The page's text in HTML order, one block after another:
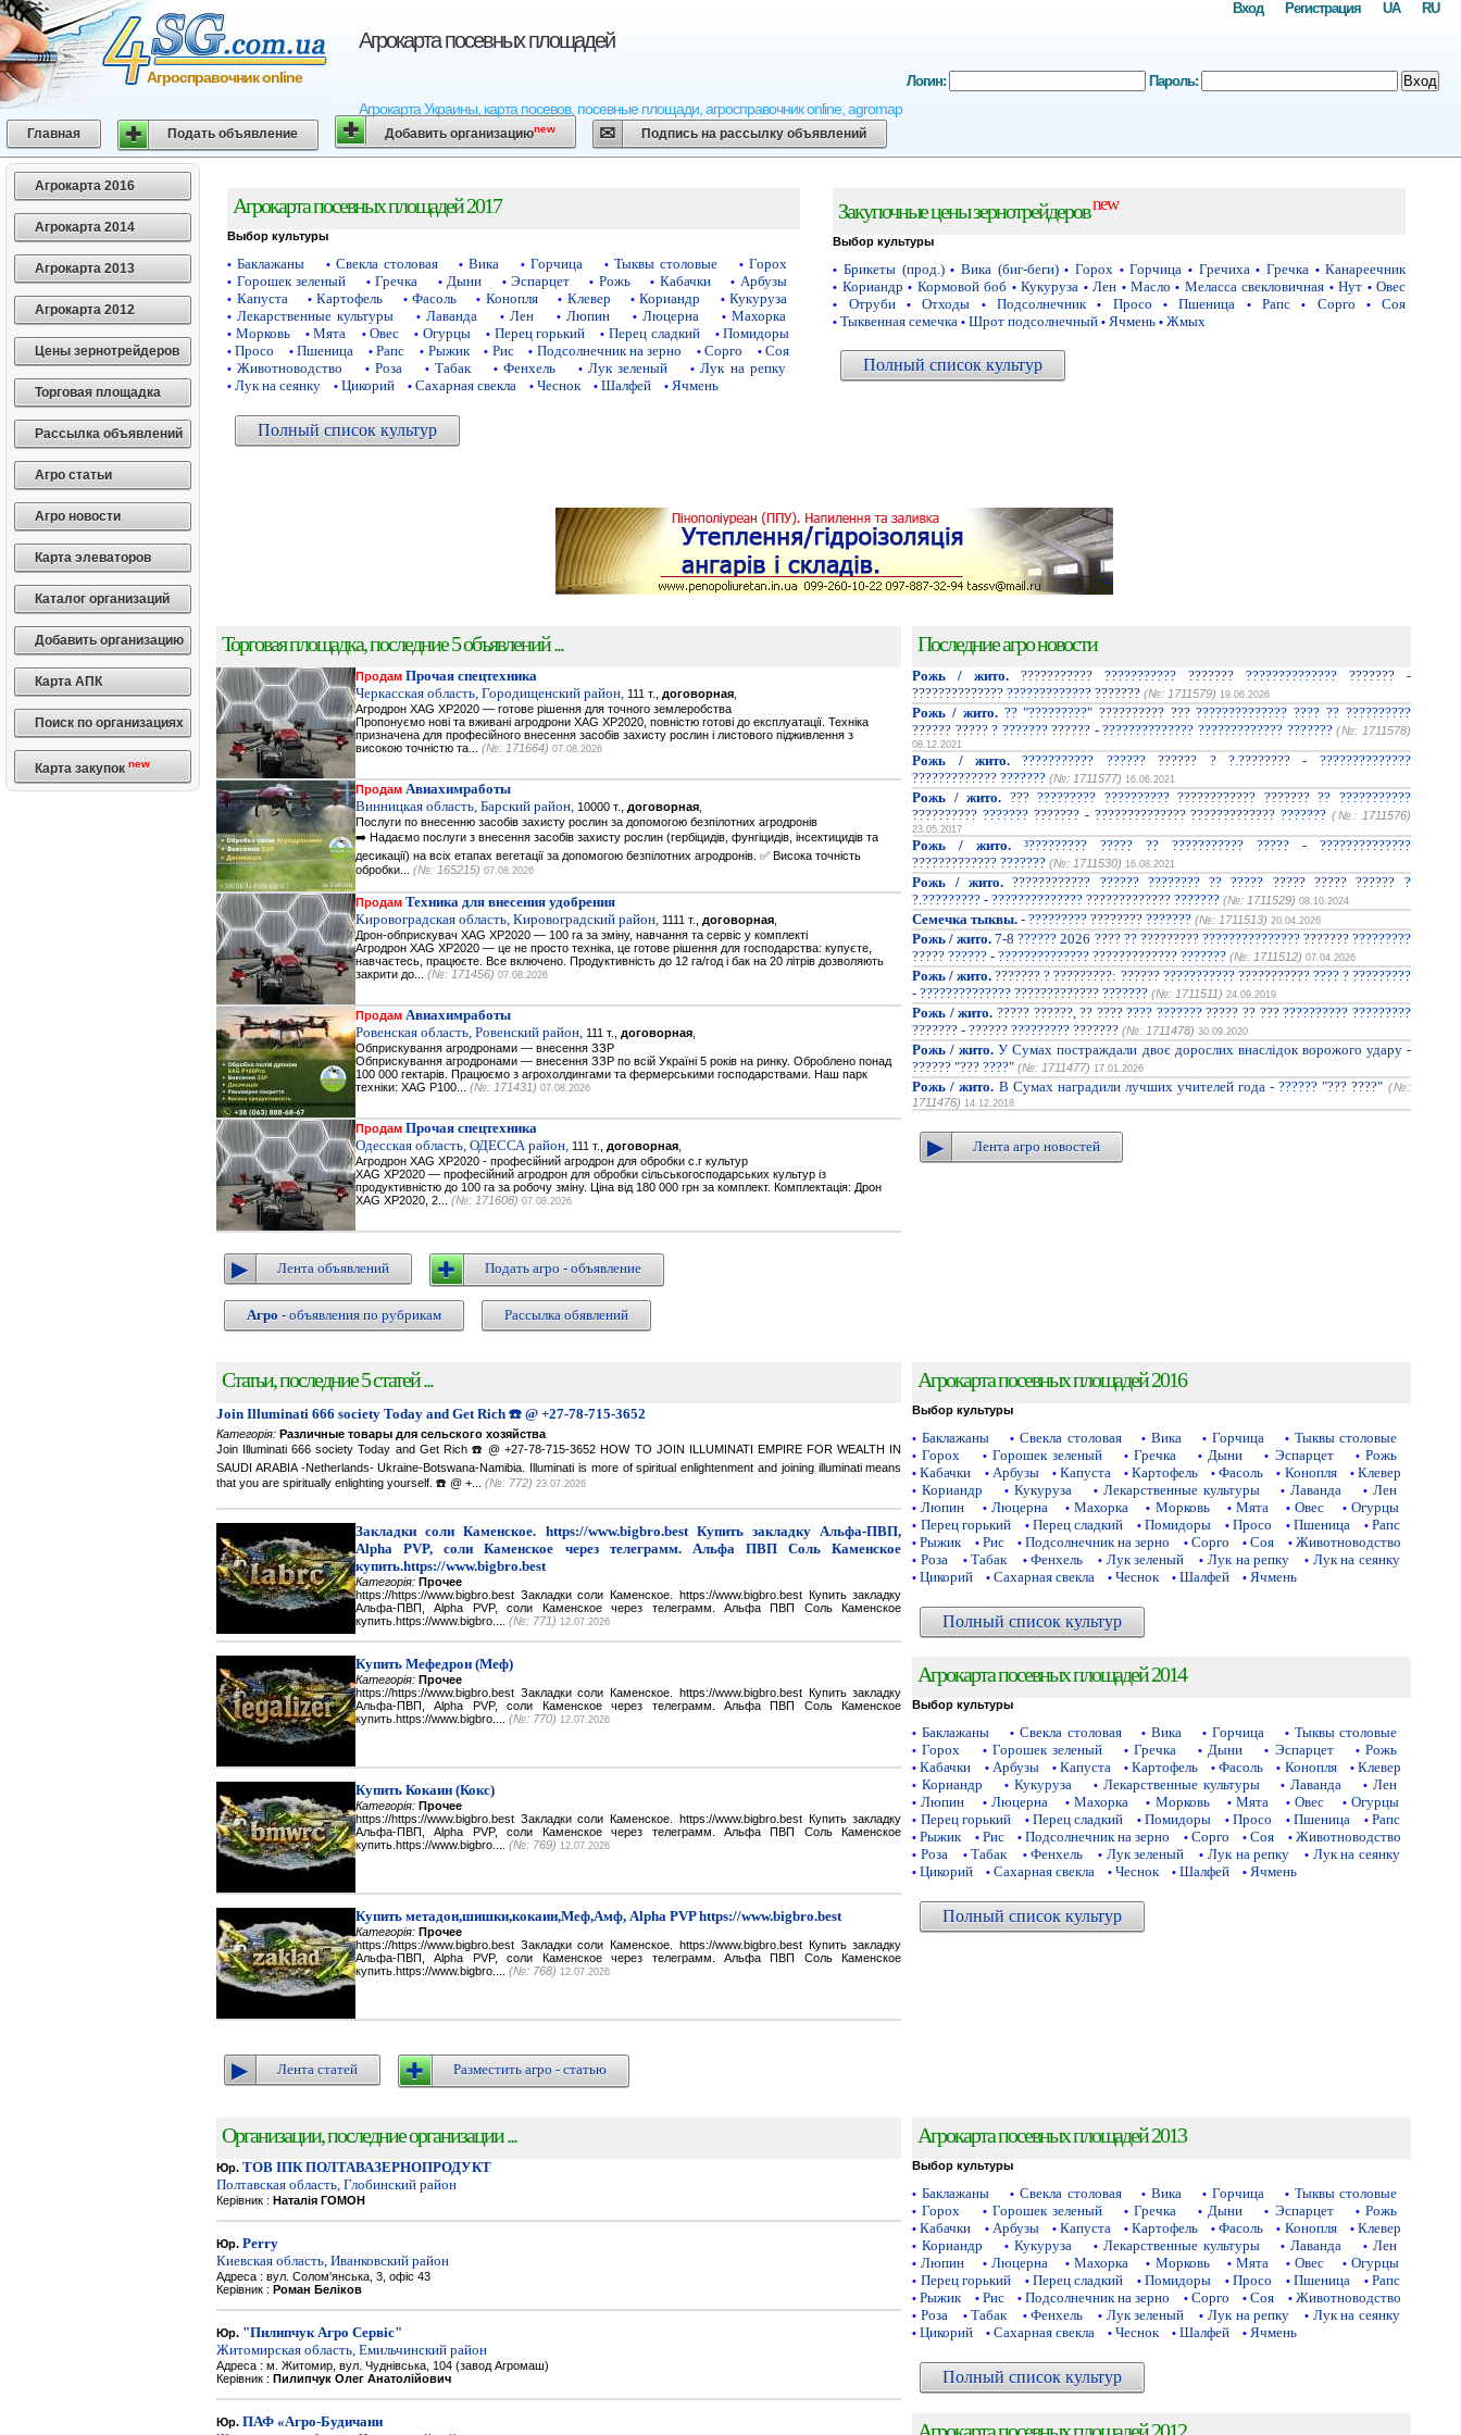
Агрокарта посевных площадей
Агрокарта Украины, карта посевов, посевные площади, агросправочник online, agromap
Агросправочник online
RU
UA
Регистрация
Вход
Логин: Пароль: Вход
Главная Подать объявление Добавить организациюnew Подпись на рассылку объявлений
Агрокарта 2016
Агрокарта 2014
Агрокарта 2013
Агрокарта 2012
Цены зернотрейдеров
Торговая площадка
Рассылка объявлений
Агро статьи
Агро новости
Карта элеваторов
Каталог организаций
Добавить организацию
Карта АПК
Поиск по организациях
Карта закупок new
Агрокарта посевных площадей 2017
Выбор культуры
• Баклажаны • Свекла столовая • Вика • Горчица • Тыквы столовые • Горох
• Горошек зеленый • Гречка • Дыни • Эспарцет • Рожь • Кабачки • Арбузы
• Капуста • Картофель • Фасоль • Конопля • Клевер • Кориандр • Кукуруза
• Лекарственные культуры • Лаванда • Лен • Люпин • Люцерна • Махорка
• Морковь • Мята • Овес • Огурцы • Перец горький • Перец сладкий • Помидоры
• Просо • Пшеница • Рапс • Рыжик • Рис • Подсолнечник на зерно • Сорго • Соя
• Животноводство • Роза • Табак • Фенхель • Лук зеленый • Лук на репку
• Лук на сеянку • Цикорий • Сахарная свекла • Чеснок • Шалфей • Ячмень
Полный список культур
Закупочные цены зернотрейдеровnew
Выбор культуры
• Брикеты (прод.) • Вика (биг-беги) • Горох • Горчица • Гречиха • Гречка • Канареечник
• Кориандр • Кормовой боб • Кукуруза • Лен • Масло • Меласса свекловичная • Нут • Овес
• Отруби • Отходы • Подсолнечник • Просо • Пшеница • Рапс • Сорго • Соя
• Тыквенная семечка • Шрот подсолнечный • Ячмень • Жмых
Полный список культур
Торговая площадка, последние 5 объявлений ...
Продам Прочая спецтехника
Черкасская область, Городищенский район, 111 т., договорная
Агродрон XAG XP2020 — готове рішення для точного землеробства
Пропонуємо нові та вживані агродрони XAG XP2020, повністю готові до експлуатації. Техніка
призначена для професійного внесення засобів захисту рослин і листового підживлення з
високою точністю та... (№: 171664) 07.08.2026
Продам Авиахимработы
Винницкая область, Барский район, 10000 т., договорная
Послуги по внесенню засобів захисту рослин за допомогою безпілотних агродронів
➡️ Надаємо послуги з внесення засобів захисту рослин (гербіцидів, фунгіцидів, інсектицидів та
десикації) на всіх етапах вегетації за допомогою безпілотних агродронів. ✅ Висока точність
обробки... (№: 165215) 07.08.2026
Продам Техника для внесения удобрения
Кировоградская область, Кировоградский район, 1111 т., договорная
Дрон-обприскувач XAG XP2020 — 100 га за зміну, навчання та сервіс у комплекті
Агродрон XAG XP2020 — це не просто техніка, це готове рішення для господарства: купуєте,
навчаєтесь, працюєте. Все включено. Продуктивність до 12 га/год і бак на 20 літрів дозволяють
закрити до... (№: 171456) 07.08.2026
Продам Авиахимработы
Ровенская область, Ровенский район, 111 т., договорная
Обприскування агродронами — внесення ЗЗР
Обприскування агродронами — внесення ЗЗР по всій Україні 5 років на ринку. Оброблено понад
100 000 гектарів. Працюємо з агрохолдингами та фермерськими господарствами. Наш парк
техніки: XAG P100... (№: 171431) 07.08.2026
Продам Прочая спецтехника
Одесская область, ОДЕССА район, 111 т., договорная
Агродрон XAG XP2020 - професійний агродрон для обробки с.г культур
XAG XP2020 — професійний агродрон для обробки сільськогосподарських культур із
продуктивністю до 100 га за робочу зміну. Ціна від 180 000 грн за комплект. Комплектація: Дрон
XAG XP2020, 2... (№: 171608) 07.08.2026
Лента объявлений Подать агро - объявление
Агро - объявления по рубрикам Рассылка обявлений
Последние агро новости
Рожь / жито. ??????????? ??????????? ??????? ?????????????? ??????? -
?????????????? ????????????? ??????? (№: 1711579) 19.06.2026
Рожь / жито.?? "?????????" ?????????? ??? ?????????????? ???? ?? ??????????
?????? ????? ? ??????? ?????? - ?????????????? ????????????? ??????? (№: 1711578)
08.12.2021
Рожь / жито. ??????????? ?????? ?????? ? ?.???????? - ??????????????
????????????? ??????? (№: 1711577) 16.06.2021
Рожь / жито. ??? ????????? ?????????? ???????????? ??????? ?? ???????????
?????????? ??????? ??????? - ?????????????? ????????????? ??????? (№: 1711576)
23.05.2017
Рожь / жито. ³????????? ????? ?? ??????????? ????? - ??????????????
????????????? ??????? (№: 1711530) 16.08.2021
Рожь / жито.???????????? ?????? ???????? ?? ????? ????? ????? ?????? ?
?.????????? - ?????????????? ????????????? ??????? (№: 1711529) 08.10.2024
Семечка тыквы. - ????????? ???????? ??????? (№: 1711513) 20.04.2026
Рожь / жито. 7-8 ?????? 2026 ???? ?? ????????? ??????????????? ??????? ?????????
????? ?????? - ?????????????? ????????????? ??????? (№: 1711512) 07.04.2026
Рожь / жито. ??????? ? ?????????: ?????? ??????????? ??????????? ???? ? ?????????
- ?????????????? ????????????? ??????? (№: 1711511) 24.09.2019
Рожь / жито. ????? ??????, ?? ???? ???? ??????? ????? ?? ??? ?????????? ?????????
??????? - ?????? ????????? ??????? (№: 1711478) 30.09.2020
Рожь / жито. У Сумах постраждали двоє дорослих внаслідок ворожого удару -
?????? "??? ????" (№: 1711477) 17.01.2026
Рожь / жито. В Сумах наградили лучших учителей года - ?????? "??? ????" (№:
1711476) 14.12.2018
Лента агро новостей
Статьи, последние 5 статей ...
Join Illuminati 666 society Today and Get Rich ☎️ @ +27-78-715-3652
Категорія: Различные товары для сельского хозяйства
Join Illuminati 666 society Today and Get Rich ☎️ @ +27-78-715-3652 HOW TO JOIN ILLUMINATI EMPIRE FOR WEALTH IN
SAUDI ARABIA -Netherlands- Ukraine-Botswana-Namibia. Illuminati is more of spiritual enlightenment and joining illuminati means
that you are spiritually enlighting yourself. ☎️ @ +... (№: 772) 23.07.2026
Закладки соли Каменское. https://www.bigbro.best Купить закладку Альфа-ПВП,
Alpha PVP, соли Каменское через телеграмм. Альфа ПВП Соль Каменское
купить.https://www.bigbro.best
Категорія: Прочее
https://https://www.bigbro.best Закладки соли Каменское. https://www.bigbro.best Купить закладку
Альфа-ПВП, Alpha PVP, соли Каменское через телеграмм. Альфа ПВП Соль Каменское
купить.https://www.bigbro.... (№: 771) 12.07.2026
Купить Мефедрон (Меф)
Категорія: Прочее
https://https://www.bigbro.best Закладки соли Каменское. https://www.bigbro.best Купить закладку
Альфа-ПВП, Alpha PVP, соли Каменское через телеграмм. Альфа ПВП Соль Каменское
купить.https://www.bigbro.... (№: 770) 12.07.2026
Купить Кокаин (Кокс)
Категорія: Прочее
https://https://www.bigbro.best Закладки соли Каменское. https://www.bigbro.best Купить закладку
Альфа-ПВП, Alpha PVP, соли Каменское через телеграмм. Альфа ПВП Соль Каменское
купить.https://www.bigbro.... (№: 769) 12.07.2026
Купить метадон,шишки,кокаин,Меф,Амф, Alpha PVP https://www.bigbro.best
Категорія: Прочее
https://https://www.bigbro.best Закладки соли Каменское. https://www.bigbro.best Купить закладку
Альфа-ПВП, Alpha PVP, соли Каменское через телеграмм. Альфа ПВП Соль Каменское
купить.https://www.bigbro.... (№: 768) 12.07.2026
Лента статей Разместить агро - статью
Агрокарта посевных площадей 2016
Выбор культуры
• Баклажаны • Свекла столовая • Вика • Горчица • Тыквы столовые
• Горох • Горошек зеленый • Гречка • Дыни • Эспарцет • Рожь
• Кабачки • Арбузы • Капуста • Картофель • Фасоль • Конопля • Клевер
• Кориандр • Кукуруза • Лекарственные культуры • Лаванда • Лен
• Люпин • Люцерна • Махорка • Морковь • Мята • Овес • Огурцы
• Перец горький • Перец сладкий • Помидоры • Просо • Пшеница • Рапс
• Рыжик • Рис • Подсолнечник на зерно • Сорго • Соя • Животноводство
• Роза • Табак • Фенхель • Лук зеленый • Лук на репку • Лук на сеянку
• Цикорий • Сахарная свекла • Чеснок • Шалфей • Ячмень
Полный список культур
Агрокарта посевных площадей 2014
Выбор культуры
• Баклажаны • Свекла столовая • Вика • Горчица • Тыквы столовые
• Горох • Горошек зеленый • Гречка • Дыни • Эспарцет • Рожь
• Кабачки • Арбузы • Капуста • Картофель • Фасоль • Конопля • Клевер
• Кориандр • Кукуруза • Лекарственные культуры • Лаванда • Лен
• Люпин • Люцерна • Махорка • Морковь • Мята • Овес • Огурцы
• Перец горький • Перец сладкий • Помидоры • Просо • Пшеница • Рапс
• Рыжик • Рис • Подсолнечник на зерно • Сорго • Соя • Животноводство
• Роза • Табак • Фенхель • Лук зеленый • Лук на репку • Лук на сеянку
• Цикорий • Сахарная свекла • Чеснок • Шалфей • Ячмень
Полный список культур
Организации, последние организации ...
Юр. ТОВ ІПК ПОЛТАВАЗЕРНОПРОДУКТ
Полтавская область, Глобинский район
Керівник : Наталія ГОМОН
Юр. Perry
Киевская область, Иванковский район
Адреса : вул. Солом'янська, 3, офіс 43
Керівник : Роман Беліков
Юр. "Пилипчук Агро Сервіс"
Житомирская область, Емильчинский район
Адреса : м. Житомир, вул. Чуднівська, 104 (завод Агромаш)
Керівник : Пилипчук Олег Анатолійович
Юр. ПАФ «Агро-Будичани
Агрокарта посевных площадей 2013
Выбор культуры
• Баклажаны • Свекла столовая • Вика • Горчица • Тыквы столовые
• Горох • Горошек зеленый • Гречка • Дыни • Эспарцет • Рожь
• Кабачки • Арбузы • Капуста • Картофель • Фасоль • Конопля • Клевер
• Кориандр • Кукуруза • Лекарственные культуры • Лаванда • Лен
• Люпин • Люцерна • Махорка • Морковь • Мята • Овес • Огурцы
• Перец горький • Перец сладкий • Помидоры • Просо • Пшеница • Рапс
• Рыжик • Рис • Подсолнечник на зерно • Сорго • Соя • Животноводство
• Роза • Табак • Фенхель • Лук зеленый • Лук на репку • Лук на сеянку
• Цикорий • Сахарная свекла • Чеснок • Шалфей • Ячмень
Полный список культур
Агрокарта посевных площадей 2012